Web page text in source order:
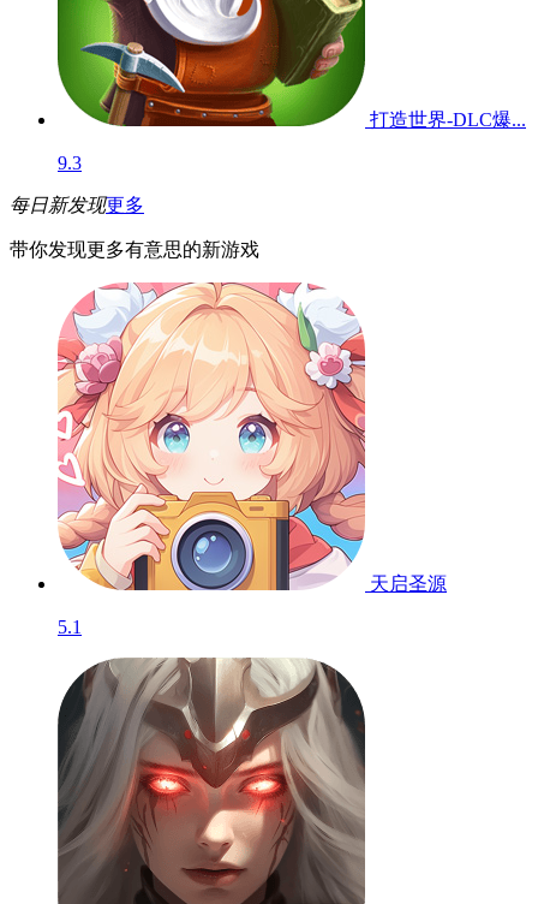
打造世界-DLC爆...
9.3
每日新发现更多
带你发现更多有意思的新游戏
天启圣源
5.1